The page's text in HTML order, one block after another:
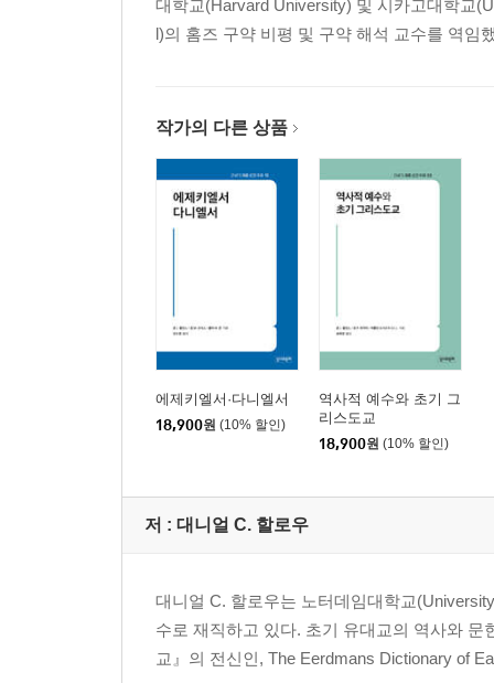
저자 색인
주제 색인
대학교(Har­vard University) 및 시카고대학교
l)의 홈즈 구약 비평 및 구약 해석 교수를 역임
작가의 다른 상품
에제키엘서·다니엘서
18,900원 (10% 할인)
역사적 예수와 초기 그
리스도교
18,900원 (10% 할인)
저 : 대니얼 C. 할로우
대니얼 C. 할로우는 노터데임대학교
수로 재직하고 있다. 초기 유대교의 역사와
교』의 전신인, The Eerdmans Dictionary of